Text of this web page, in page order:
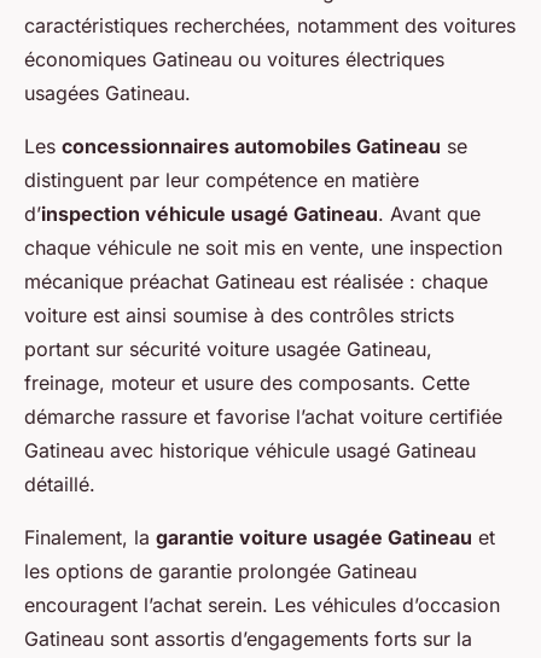
caractéristiques recherchées, notamment des voitures
économiques Gatineau ou voitures électriques
usagées Gatineau.
Les concessionnaires automobiles Gatineau se
distinguent par leur compétence en matière
d’inspection véhicule usagé Gatineau. Avant que
chaque véhicule ne soit mis en vente, une inspection
mécanique préachat Gatineau est réalisée : chaque
voiture est ainsi soumise à des contrôles stricts
portant sur sécurité voiture usagée Gatineau,
freinage, moteur et usure des composants. Cette
démarche rassure et favorise l’achat voiture certifiée
Gatineau avec historique véhicule usagé Gatineau
détaillé.
Finalement, la garantie voiture usagée Gatineau et
les options de garantie prolongée Gatineau
encouragent l’achat serein. Les véhicules d’occasion
Gatineau sont assortis d’engagements forts sur la